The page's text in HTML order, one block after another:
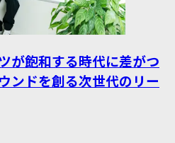
が飽和する時代に差がつ
ドを創る次世代のリー